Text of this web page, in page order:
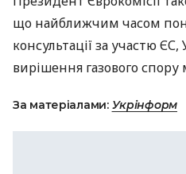
що найближчим часом
консультації за участю ЄС,
вирішення газового
За матеріалами: Укрінформ